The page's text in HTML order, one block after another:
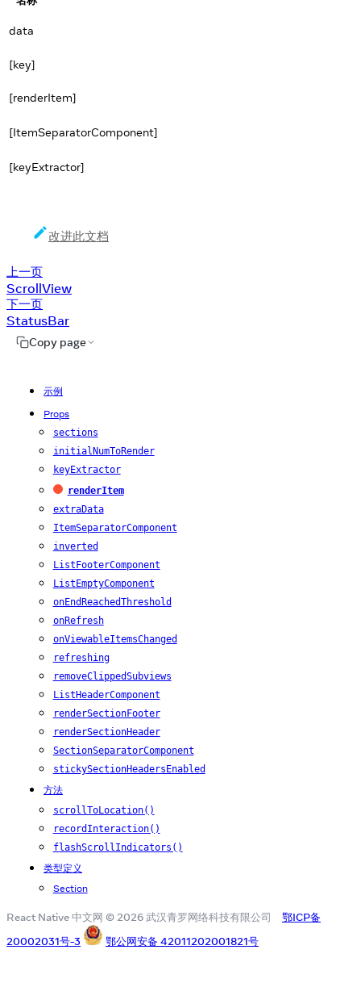
data
[key]
[renderItem]
[ItemSeparatorComponent]
[keyExtractor]
改进此文档
上一页
ScrollView
下一页
StatusBar
Copy page
示例
Props
sections
initialNumToRender
keyExtractor
必需renderItem
extraData
ItemSeparatorComponent
inverted
ListFooterComponent
ListEmptyComponent
onEndReachedThreshold
onRefresh
onViewableItemsChanged
refreshing
removeClippedSubviews
ListHeaderComponent
renderSectionFooter
renderSectionHeader
SectionSeparatorComponent
stickySectionHeadersEnabled
方法
scrollToLocation()
recordInteraction()
flashScrollIndicators()
类型定义
Section
React Native 中文网 © 2026 武汉青罗网络科技有限公司
鄂ICP备
20002031号-3
鄂公网安备 42011202001821号